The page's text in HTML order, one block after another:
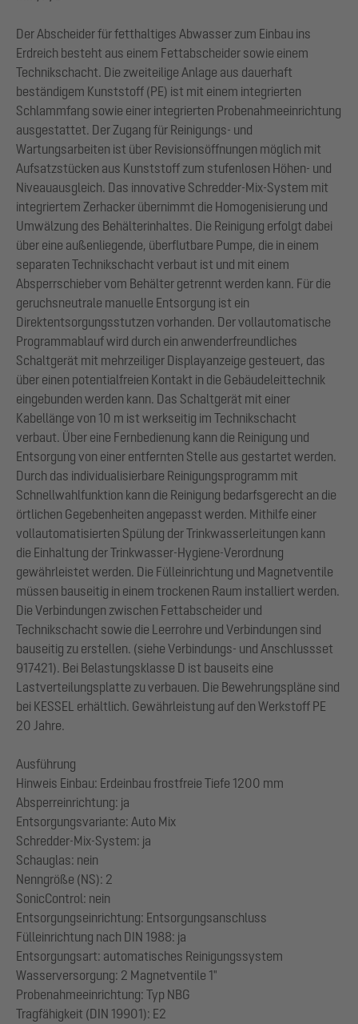
Der Abscheider für fetthaltiges Abwasser zum Einbau ins
Erdreich besteht aus einem Fettabscheider sowie einem
Technikschacht. Die zweiteilige Anlage aus dauerhaft
beständigem Kunststoff (PE) ist mit einem integrierten
Schlammfang sowie einer integrierten Probenahmeeinrichtung
ausgestattet. Der Zugang für Reinigungs- und
Wartungsarbeiten ist über Revisionsöffnungen möglich mit
Aufsatzstücken aus Kunststoff zum stufenlosen Höhen- und
Niveauausgleich. Das innovative Schredder-Mix-System mit
integriertem Zerhacker übernimmt die Homogenisierung und
Umwälzung des Behälterinhaltes. Die Reinigung erfolgt dabei
über eine außenliegende, überflutbare Pumpe, die in einem
separaten Technikschacht verbaut ist und mit einem
Absperrschieber vom Behälter getrennt werden kann. Für die
geruchsneutrale manuelle Entsorgung ist ein
Direktentsorgungsstutzen vorhanden. Der vollautomatische
Programmablauf wird durch ein anwenderfreundliches
Schaltgerät mit mehrzeiliger Displayanzeige gesteuert, das
über einen potentialfreien Kontakt in die Gebäudeleittechnik
eingebunden werden kann. Das Schaltgerät mit einer
Kabellänge von 10 m ist werkseitig im Technikschacht
verbaut. Über eine Fernbedienung kann die Reinigung und
Entsorgung von einer entfernten Stelle aus gestartet werden.
Durch das individualisierbare Reinigungsprogramm mit
Schnellwahlfunktion kann die Reinigung bedarfsgerecht an die
örtlichen Gegebenheiten angepasst werden. Mithilfe einer
vollautomatisierten Spülung der Trinkwasserleitungen kann
die Einhaltung der Trinkwasser-Hygiene-Verordnung
gewährleistet werden. Die Fülleinrichtung und Magnetventile
müssen bauseitig in einem trockenen Raum installiert werden.
Die Verbindungen zwischen Fettabscheider und
Technikschacht sowie die Leerrohre und Verbindungen sind
bauseitig zu erstellen. (siehe Verbindungs- und Anschlussset
917421). Bei Belastungsklasse D ist bauseits eine
Lastverteilungsplatte zu verbauen. Die Bewehrungspläne sind
bei KESSEL erhältlich. Gewährleistung auf den Werkstoff PE
20 Jahre.
Ausführung
Hinweis Einbau: Erdeinbau frostfreie Tiefe 1200 mm
Absperreinrichtung: ja
Entsorgungsvariante: Auto Mix
Schredder-Mix-System: ja
Schauglas: nein
Nenngröße (NS): 2
SonicControl: nein
Entsorgungseinrichtung: Entsorgungsanschluss
Fülleinrichtung nach DIN 1988: ja
Entsorgungsart: automatisches Reinigungssystem
Wasserversorgung: 2 Magnetventile 1"
Probenahmeeinrichtung: Typ NBG
Tragfähigkeit (DIN 19901): E2